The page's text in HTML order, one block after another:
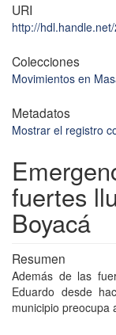
URI
http://
Colecciones
Movimientos en
Metadatos
Mostrar el registro
fuertes
Boyacá
Resumen
Además de las
Eduardo desde
municipio preocupa